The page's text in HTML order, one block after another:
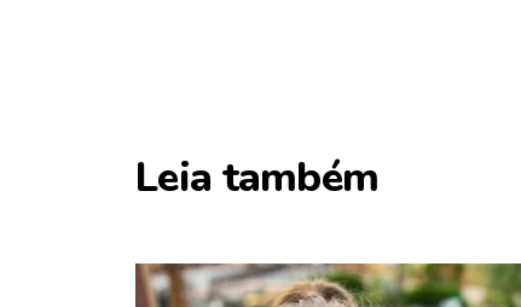
Leia também